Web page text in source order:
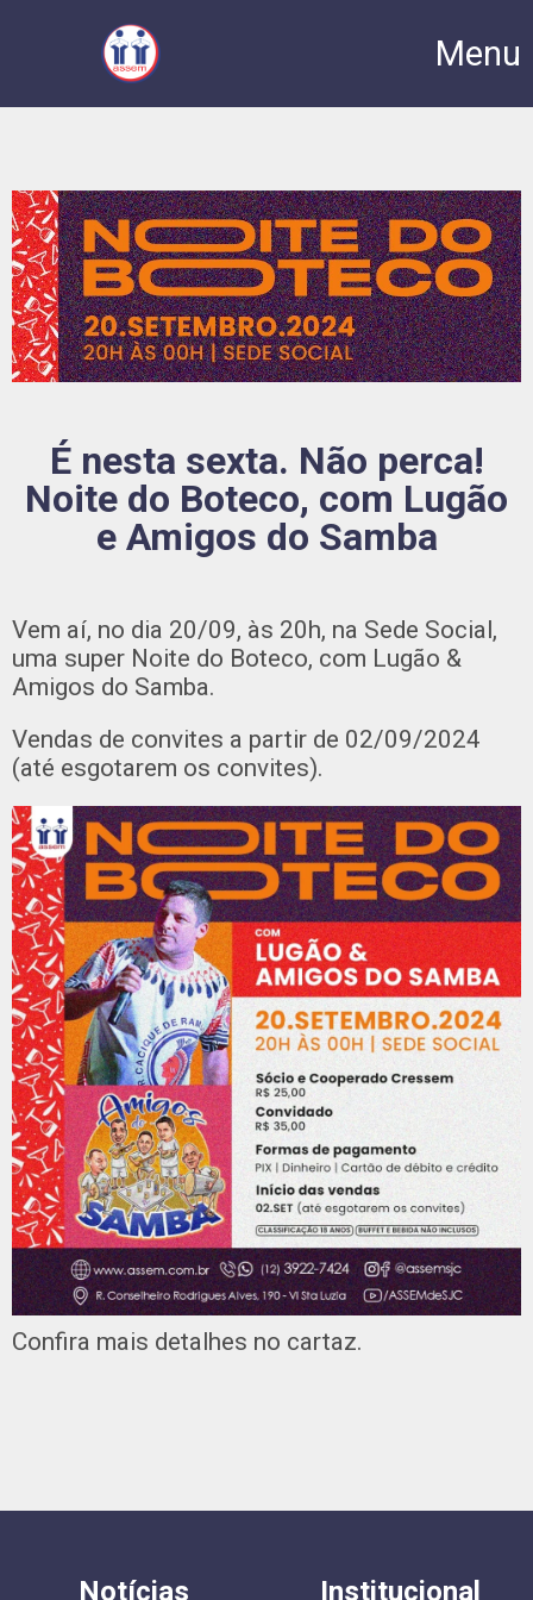
Menu
É nesta sexta. Não perca!
Noite do Boteco, com Lugão
e Amigos do Samba
Vem aí, no dia 20/09, às 20h, na Sede Social,
uma super Noite do Boteco, com Lugão &
Amigos do Samba.
Vendas de convites a partir de 02/09/2024
(até esgotarem os convites).
Confira mais detalhes no cartaz.
Notícias Institucional